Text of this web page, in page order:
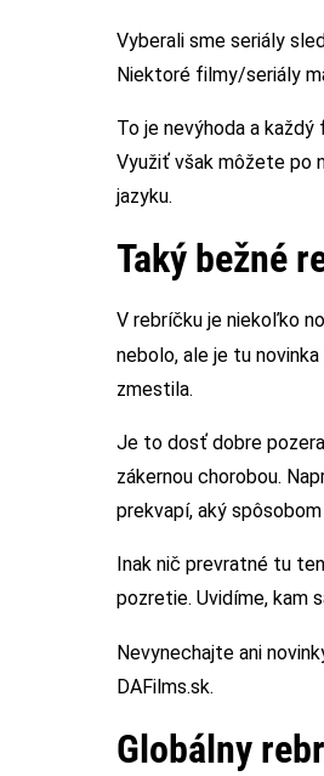
Vyberali sme seriály
Niektoré filmy/seriály
To je nevýhoda a
Využiť však môžete po
jazyku.
Taký bežné
V rebríčku je niekoľko
nebolo, ale je tu novinka
zmestila.
Je to dosť dobre
zákernou chorobou.
prekvapí, aký
Inak nič prevratné tu
pozretie. Uvidíme, kam
Nevynechajte ani
DAFilms.sk.
Globálny